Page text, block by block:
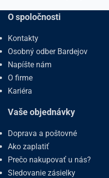
O spoločnosti
Kontakty
Osobný odber Bardejov
Napíšte nám
O firme
Kariéra
Vaše objednávky
Doprava a poštovné
Ako zaplatiť
Prečo nakupovať u nás?
Sledovanie zásielky